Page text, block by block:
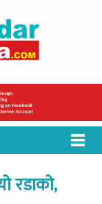
रडाको,